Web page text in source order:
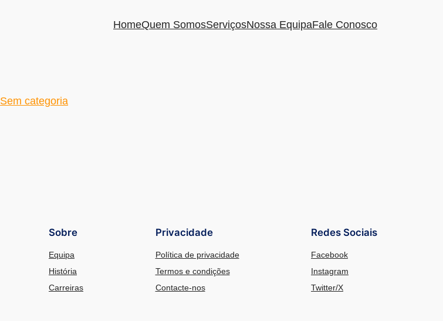
HomeQuem SomosServiçosNossa EquipaFale Conosco
Sem categoria
Sobre
Equipa
História
Carreiras
Privacidade
Política de privacidade
Termos e condições
Contacte-nos
Redes Sociais
Facebook
Instagram
Twitter/X